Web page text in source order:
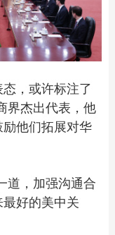
，或许标注了
界杰出代表，他
他们拓展对华
，加强沟通合
好的美中关